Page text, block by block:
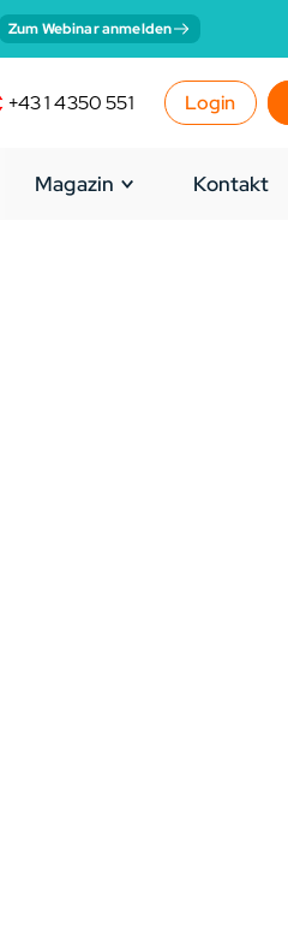
Zum Webinar anmelden
+43 1 4350 551 Login
Magazin Kontakt